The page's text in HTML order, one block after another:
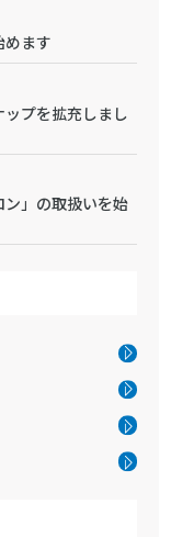
めます
ップを拡充しまし
ン」の取扱いを始